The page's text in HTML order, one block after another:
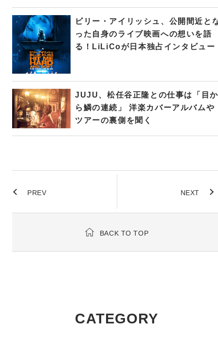
ビリー・アイリッシュ、公開間近と
った自身のライブ映画への想いを語
る！LiLiCoが日本独占インタビュー
JUJU、松任谷正隆との仕事は「目か
ら鱗の連続」 洋楽カバーアルバムや
ツアーの裏側を聞く
PREV NEXT
BACK TO TOP
CATEGORY